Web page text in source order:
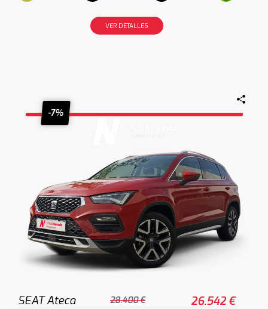
VER DETALLES
-7%
SEAT Ateca 28.400 € 26.542 €